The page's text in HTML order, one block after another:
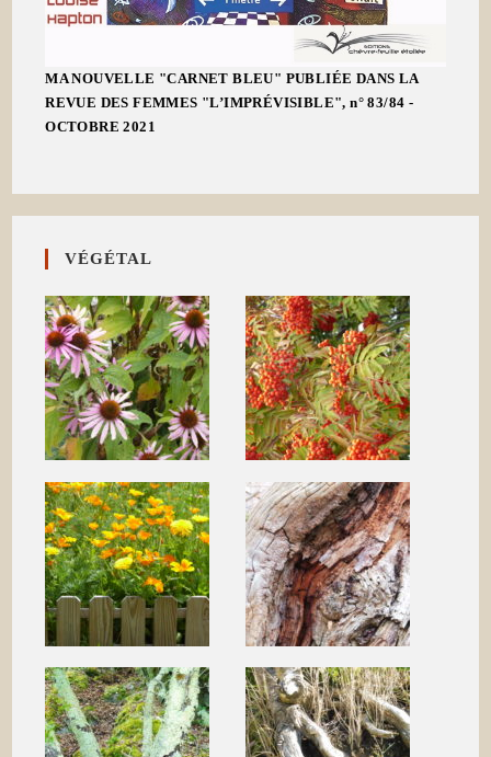
MA NOUVELLE "CARNET BLEU" PUBLIÉE DANS LA
REVUE DES FEMMES "L’IMPRÉVISIBLE", n° 83/84 -
OCTOBRE 2021
VÉGÉTAL